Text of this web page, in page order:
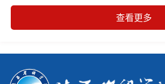
查看更多